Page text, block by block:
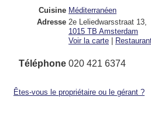
Cuisine Méditerranéen
Adresse 2e Leliedwarsstraat 13
1015 TB Amsterdam
Voir la carte
Téléphone 020 421 6374
Êtes-vous le propriétaire ou le gérant ?